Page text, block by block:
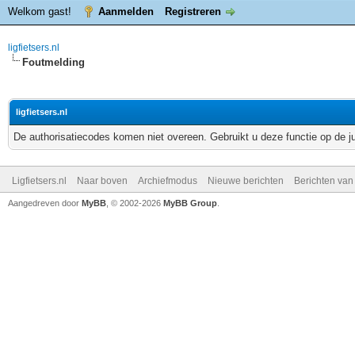
Welkom gast! Aanmelden Registreren
ligfietsers.nl
Foutmelding
ligfietsers.nl
De authorisatiecodes komen niet overeen. Gebruikt u deze functie op de
Ligfietsers.nl Naar boven Archiefmodus Nieuwe berichten Berichten
Aangedreven door MyBB , © 2002-2026 MyBB Group